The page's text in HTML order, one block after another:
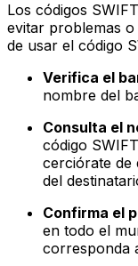
Los códigos
evitar problemas
de usar el código
Verifica el
nombre del
Consulta el
código
cerciórate de
del
Confirma el
en todo el
corresponda